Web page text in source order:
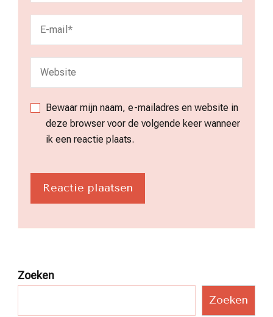
Bewaar mijn naam, e-mailadres en website in
deze browser voor de volgende keer wanneer
ik een reactie plaats.
Zoeken
Zoeken